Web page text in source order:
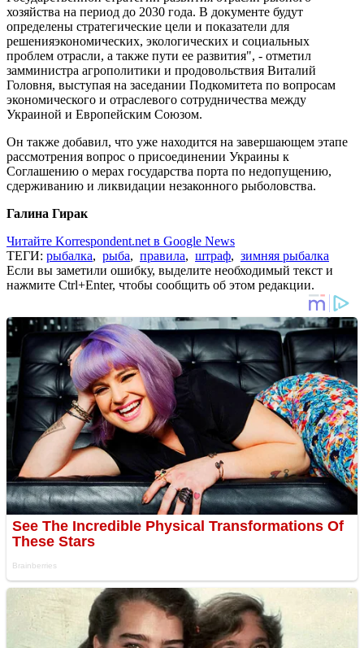
хозяйства на период до 2030 года. В документе будут
определены стратегические цели и показатели для
решенияэкономических, экологических и социальных
проблем отрасли, а также пути ее развития", - отметил
замминистра агрополитики и продовольствия Виталий
Головня, выступая на заседании Подкомитета по вопросам
экономического и отраслевого сотрудничества между
Украиной и Европейским Союзом.
Он также добавил, что уже находится на завершающем этапе
рассмотрения вопрос о присоединении Украины к
Соглашению о мерах государства порта по недопущению,
сдерживанию и ликвидации незаконного рыболовства.
Галина Гирак
Читайте Korrespondent.net в Google News
ТЕГИ: рыбалка, рыба, правила, штраф, зимняя рыбалка
Если вы заметили ошибку, выделите необходимый текст и
нажмите Ctrl+Enter, чтобы сообщить об этом редакции.